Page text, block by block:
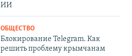
ИИ
ОБЩЕСТВО
Блокирование Telegram. Как
решить проблему крымчанам